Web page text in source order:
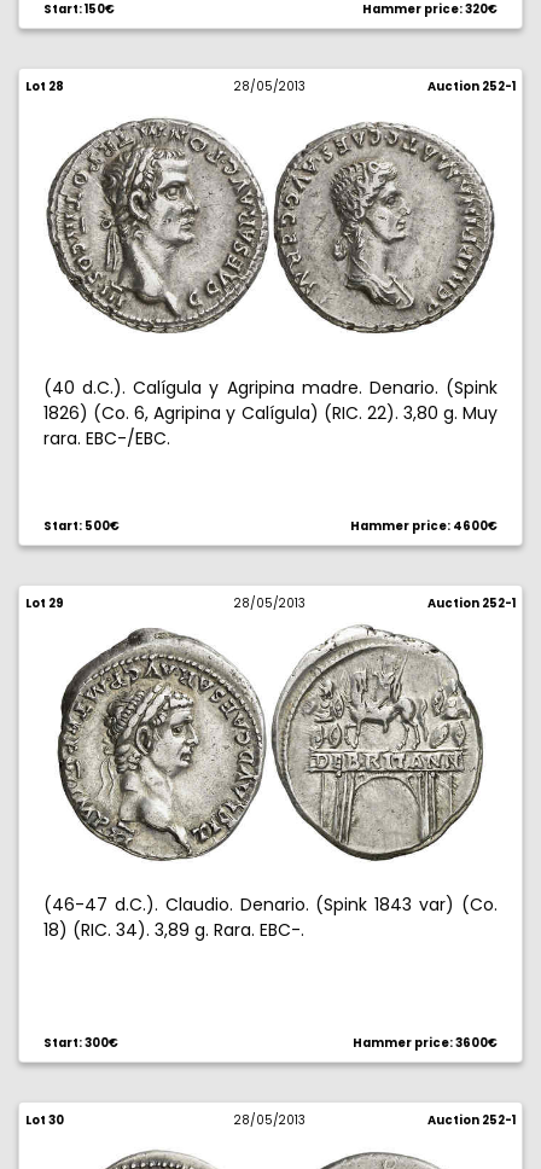
Start: 150€ Hammer price: 320€
Lot 28 28/05/2013 Auction 252-1
(40 d.C.). Calígula y Agripina madre. Denario. (Spink
1826) (Co. 6, Agripina y Calígula) (RIC. 22). 3,80 g. Muy
rara. EBC-/EBC.
Start: 500€ Hammer price: 4600€
Lot 29 28/05/2013 Auction 252-1
(46-47 d.C.). Claudio. Denario. (Spink 1843 var) (Co.
18) (RIC. 34). 3,89 g. Rara. EBC-.
Start: 300€ Hammer price: 3600€
Lot 30 28/05/2013 Auction 252-1